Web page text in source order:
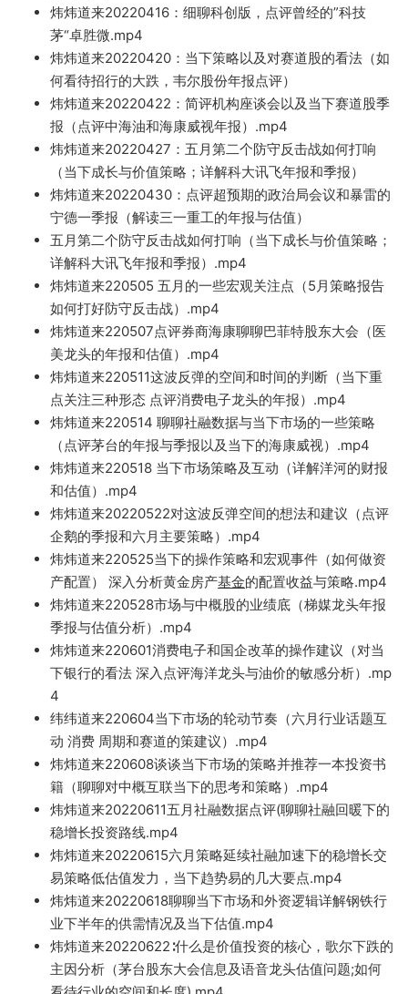
炜炜道来20220416 ：细聊科创版，点评曾经的”科技
茅“卓胜微.mp4
炜炜道来20220420： 当下策略以及对赛道股的看法（如
何看待招行的大跌，韦尔股份年报点评）
炜炜道来20220422：简评机构座谈会以及当下赛道股季
报（点评中海油和海康威视年报）.mp4
炜炜道来20220427：五月第二个防守反击战如何打响
（当下成长与价值策略；详解科大讯飞年报和季报）
炜炜道来20220430：点评超预期的政治局会议和暴雷的
宁德一季报 （解读三一重工的年报与估值）
五月第二个防守反击战如何打响（当下成长与价值策略；
详解科大讯飞年报和季报）.mp4
炜炜道来220505 五月的一些宏观关注点（5月策略报告
如何打好防守反击战）.mp4
炜炜道来220507点评券商海康聊聊巴菲特股东大会（医
美龙头的年报和估值）.mp4
炜炜道来220511这波反弹的空间和时间的判断（当下重
点关注三种形态 点评消费电子龙头的年报）.mp4
炜炜道来220514 聊聊社融数据与当下市场的一些策略
（点评茅台的年报与季报以及当下的海康威视）.mp4
炜炜道来220518 当下市场策略及互动（详解洋河的财报
和估值） .mp4
炜炜道来20220522对这波反弹空间的想法和建议（点评
企鹅的季报和六月主要策略）.mp4
炜炜道来220525当下的操作策略和宏观事件（如何做资
产配置） 深入分析黄金房产基金的配置收益与策略.mp4
炜炜道来220528市场与中概股的业绩底 （梯媒龙头年报
季报与估值分析）.mp4
炜炜道来220601消费电子和国企改革的操作建议（对当
下银行的看法 深入点评海洋龙头与油价的敏感分析）.mp
4
纬纬道来220604当下市场的轮动节奏（六月行业话题互
动 消费 周期和赛道的策建议）.mp4
炜炜道来220608谈谈当下市场的策略并推荐一本投资书
籍（聊聊对中概互联当下的思考和策略）.mp4
炜炜道来20220611五月社融数据点评(聊聊社融回暖下的
稳增长投资路线.mp4
炜炜道来20220615六月策略延续社融加速下的稳增长交
易策略低估值发力，当下趋势易的几大要点.mp4
炜炜道来20220618聊聊当下市场和外资逻辑详解钢铁行
业下半年的供需情况及当下估值.mp4
炜炜道来20220622∶什么是价值投资的核心，歌尔下跌的
主因分析（茅台股东大会信息及语音龙头估值问题;如何